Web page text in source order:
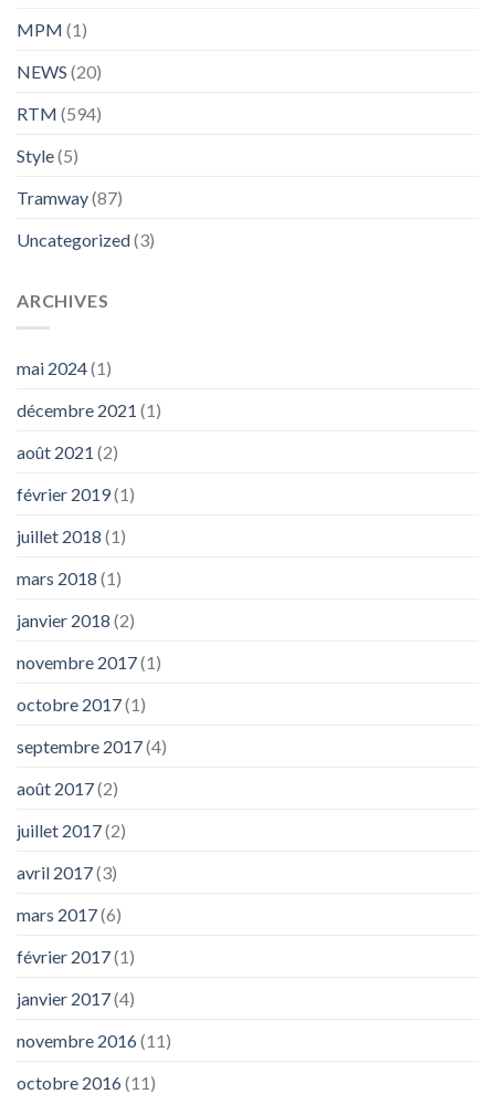
MPM (1)
NEWS (20)
RTM (594)
Style(5)
Tramway(87)
Uncategorized(3)
ARCHIVES
mai 2024(1)
décembre 2021 (1)
août 2021 (2)
février 2019(1)
juillet 2018 (1)
mars 2018 (1)
janvier 2018 (2)
novembre 2017(1)
octobre 2017(1)
septembre 2017(4)
août 2017(2)
juillet 2017(2)
avril 2017(3)
mars 2017(6)
février 2017(1)
janvier 2017(4)
novembre 2016(11)
octobre 2016(11)